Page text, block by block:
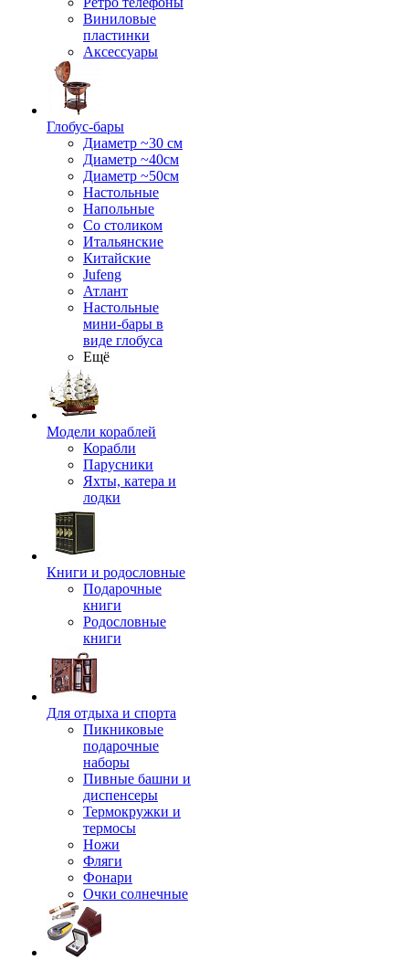
Виниловые
пластинки
Аксессуары
Глобус-бары
Диаметр ~30 см
Диаметр ~40см
Диаметр ~50см
Настольные
Напольные
Со столиком
Итальянские
Китайские
Jufeng
Атлант
Настольные
мини-бары в
виде глобуса
Ещё
Модели кораблей
Корабли
Парусники
Яхты, катера и
лодки
Книги и родословные
Подарочные
книги
Родословные
книги
Для отдыха и спорта
Пикниковые
подарочные
наборы
Пивные башни и
диспенсеры
Термокружки и
термосы
Ножи
Фляги
Фонари
Очки солнечные